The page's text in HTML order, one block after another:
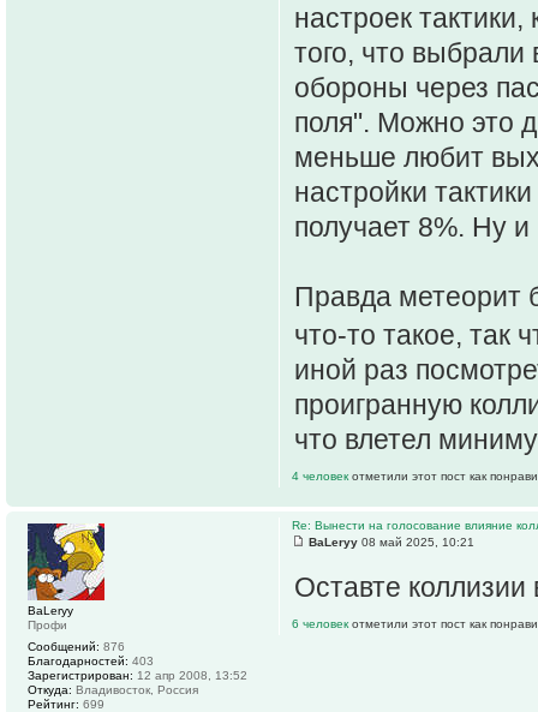
настроек
того, что
обороны через
поля". Можно это
меньше любит
настройки
получает 8%. Ну
Правда метеорит
что-то такое, так
иной раз
проигранную
что влетел
4 человек отметили этот пост как
Re: Вынести на голосование влияние
ВаLeryy 08 май 2025, 10:21
Оставте коллизии
6 человек отметили этот пост как
ВаLeryy
Профи
Сообщений: 876
Благодарностей: 403
Зарегистрирован: 12 апр 2008, 13:52
Откуда: Владивосток, Россия
Рейтинг: 699